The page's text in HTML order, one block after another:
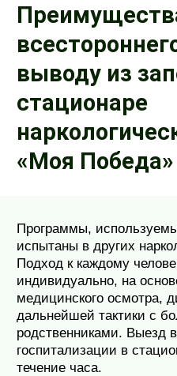
выводу из
стационаре
«Моя Победа»
Программы,
испытаны в других
Подход к каждому
индивидуально, на
медицинского осмотра,
дальнейшей тактики с
родственниками. Выезд
госпитализации в
течение часа.